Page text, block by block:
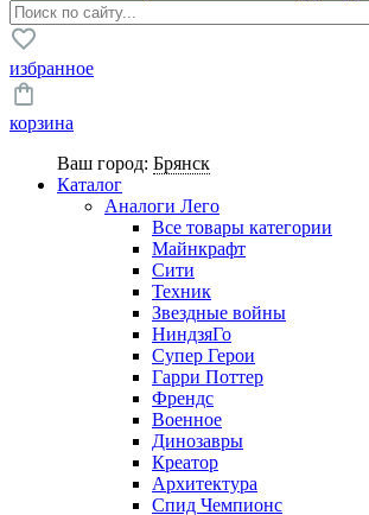
избранное
корзина
Ваш город: Брянск
Каталог
Аналоги Лего
Все товары категории
Майнкрафт
Сити
Техник
Звездные войны
НиндзяГо
Супер Герои
Гарри Поттер
Френдс
Военное
Динозавры
Креатор
Архитектура
Спид Чемпионс